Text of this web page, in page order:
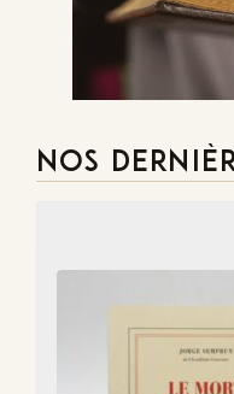
NOS